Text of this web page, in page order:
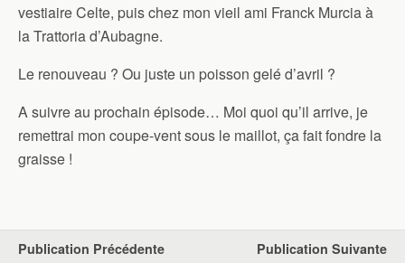
vestiaire Celte, puis chez mon vieil ami Franck Murcia à
la Trattoria d’Aubagne.
Le renouveau ? Ou juste un poisson gelé d’avril ?
A suivre au prochain épisode… Moi quoi qu’il arrive, je
remettrai mon coupe-vent sous le maillot, ça fait fondre la
graisse !
Publication Précédente Publication Suivante